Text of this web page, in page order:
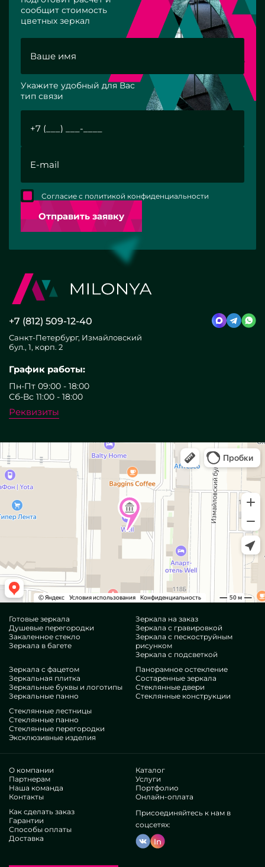
сообщит стоимость
цветных зеркал
Укажите удобный для Вас
тип связи
Отправить заявку
Согласие с политикой конфиденциальности
+7 (812) 509-12-40
Санкт-Петербург, Измайловский
бул., 1, корп. 2
График работы:
Пн-Пт 09:00 - 18:00
Сб-Вс 11:00 - 18:00
Реквизиты
Готовые зеркала
Душевые перегородки
Закаленное стекло
Зеркала в багете
Зеркала на заказ
Зеркала с гравировкой
Зеркала с пескоструйным
рисунком
Зеркала с подсветкой
Зеркала с фацетом
Зеркальная плитка
Зеркальные буквы и логотипы
Зеркальные панно
Панорамное остекление
Состаренные зеркала
Стеклянные двери
Стеклянные конструкции
Стеклянные лестницы
Стеклянные панно
Стеклянные перегородки
Эксклюзивные изделия
О компании
Партнерам
Наша команда
Контакты
Каталог
Услуги
Портфолио
Онлайн-оплата
Как сделать заказ
Гарантии
Способы оплаты
Доставка
Присоединяйтесь к нам в
соцсетях:
In